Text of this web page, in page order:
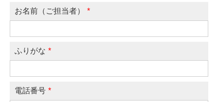
お名前（ご担当者） *
ふりがな *
電話番号 *